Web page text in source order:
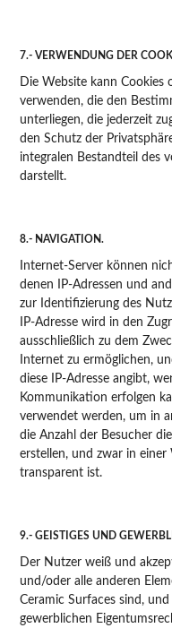
7.- VERWENDUNG DER
Die Website kann Cookies
verwenden, die den
unterliegen, die jederzeit
den Schutz der
integralen Bestandteil des
darstellt.
8.- NAVIGATION.
Internet-Server können
denen IP-Adressen und
zur Identifizierung des
IP-Adresse wird in den
ausschließlich zu dem
Internet zu ermöglichen,
diese IP-Adresse angibt,
Kommunikation erfolgen
verwendet werden, um in
die Anzahl der Besucher
erstellen, und zwar in
transparent ist.
9.- GEISTIGES UND
Der Nutzer weiß und
und/oder alle anderen
Ceramic Surfaces sind,
gewerblichen